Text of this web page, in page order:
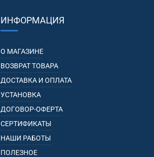
ИНФОРМАЦИЯ
О МАГАЗИНЕ
ВОЗВРАТ ТОВАРА
ДОСТАВКА И ОПЛАТА
УСТАНОВКА
ДОГОВОР-ОФЕРТА
СЕРТИФИКАТЫ
НАШИ РАБОТЫ
ПОЛЕЗНОЕ